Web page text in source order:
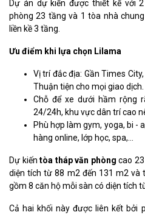
Dự án dự kiến được thiết kế với
phòng 23 tầng và 1 tòa nhà
liền kề 3 tầng.
Ưu điểm khi lựa chọn Lilama
Vị trí đắc địa: Gần Times City,
Thuận tiện cho mọi giao dịch.
Chỗ để xe dưới hầm rộng
24/24h, khu vực dân trí cao
Phù hợp làm gym, yoga, bi -
hàng online, lớp học, spa,...
Dự kiếntòa tháp văn phòngcao
diện tích từ 88 m2 đến 131 m2 và
gồm 8 căn hộ mỗi sàn có diện tích
Cả hai khối này được liên kết bởi